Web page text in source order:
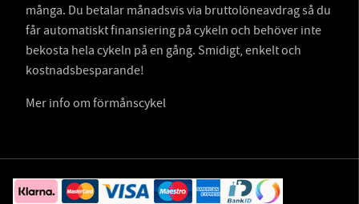
många. Du betalar månadsvis via bruttolöneavdrag så du
får automatiskt finansiering på cykeln och behöver inte
bekosta hela cykeln på en gång. Smidigt, enkelt och
kostnadsbesparande!
Mer info om förmånscykel